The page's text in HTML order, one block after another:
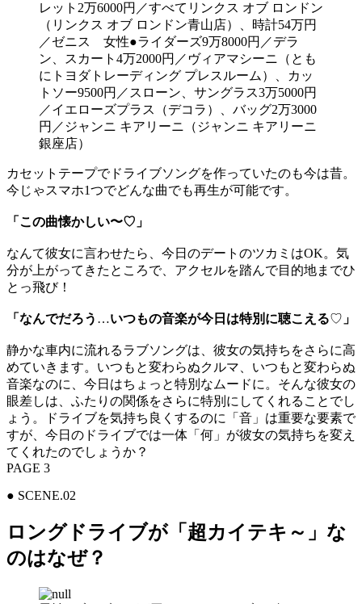
レット2万6000円／すべてリンクス オブ ロンドン
（リンクス オブ ロンドン青山店）、時計54万円
／ゼニス 女性●ライダーズ9万8000円／デラ
ン、スカート4万2000円／ヴィアマシーニ（とも
にトヨダトレーディング プレスルーム）、カッ
トソー9500円／スローン、サングラス3万5000円
／イエローズプラス（デコラ）、バッグ2万3000
円／ジャンニ キアリーニ（ジャンニ キアリーニ
銀座店）
カセットテープでドライブソングを作っていたのも今は昔。
今じゃスマホ1つでどんな曲でも再生が可能です。
「この曲懐かしい〜♡」
なんて彼女に言わせたら、今日のデートのツカミはOK。気
分が上がってきたところで、アクセルを踏んで目的地までひ
とっ飛び！
「なんでだろう …いつもの音楽が今日は特別に聴こえる♡ 」
静かな車内に流れるラブソングは、彼女の気持ちをさらに高
めていきます。いつもと変わらぬクルマ、いつもと変わらぬ
音楽なのに、今日はちょっと特別なムードに。そんな彼女の
眼差しは、ふたりの関係をさらに特別にしてくれることでし
ょう。ドライブを気持ち良くするのに「音」は重要な要素で
すが、今日のドライブでは一体「何」が彼女の気持ちを変え
てくれたのでしょうか？
PAGE 3
● SCENE.02
ロングドライブが「超カイテキ～」な
のはなぜ？